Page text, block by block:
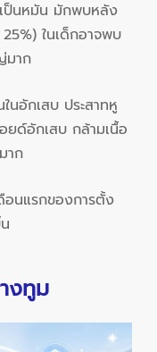
ป็นหมัน มักพบหลัง
ในเด็กอาจพบ
มาก
อักเสบ ประสาทหู
ยด์อักเสบ กล้ามเนื้อ
าก
อนแรกของการตั้ง
งทูม